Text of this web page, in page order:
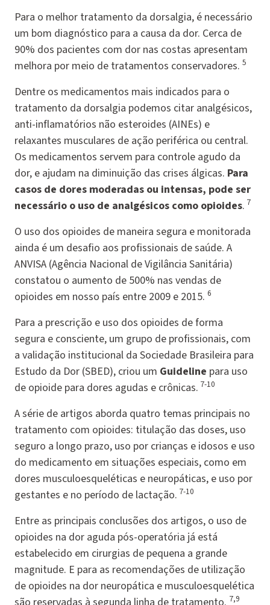
Para o melhor tratamento da dorsalgia, é necessário
um bom diagnóstico para a causa da dor. Cerca de
90% dos pacientes com dor nas costas apresentam
melhora por meio de tratamentos conservadores. 5
Dentre os medicamentos mais indicados para o
tratamento da dorsalgia podemos citar analgésicos,
anti-inflamatórios não esteroides (AINEs) e
relaxantes musculares de ação periférica ou central.
Os medicamentos servem para controle agudo da
dor, e ajudam na diminuição das crises álgicas. Para
casos de dores moderadas ou intensas, pode ser
necessário o uso de analgésicos como opioides. 7
O uso dos opioides de maneira segura e monitorada
ainda é um desafio aos profissionais de saúde. A
ANVISA (Agência Nacional de Vigilância Sanitária)
constatou o aumento de 500% nas vendas de
opioides em nosso país entre 2009 e 2015. 6
Para a prescrição e uso dos opioides de forma
segura e consciente, um grupo de profissionais, com
a validação institucional da Sociedade Brasileira para
Estudo da Dor (SBED), criou um Guideline para uso
de opioide para dores agudas e crônicas. 7-10
A série de artigos aborda quatro temas principais no
tratamento com opioides: titulação das doses, uso
seguro a longo prazo, uso por crianças e idosos e uso
do medicamento em situações especiais, como em
dores musculoesqueléticas e neuropáticas, e uso por
gestantes e no período de lactação. 7-10
Entre as principais conclusões dos artigos, o uso de
opioides na dor aguda pós-operatória já está
estabelecido em cirurgias de pequena a grande
magnitude. E para as recomendações de utilização
de opioides na dor neuropática e musculoesquelética
7,9